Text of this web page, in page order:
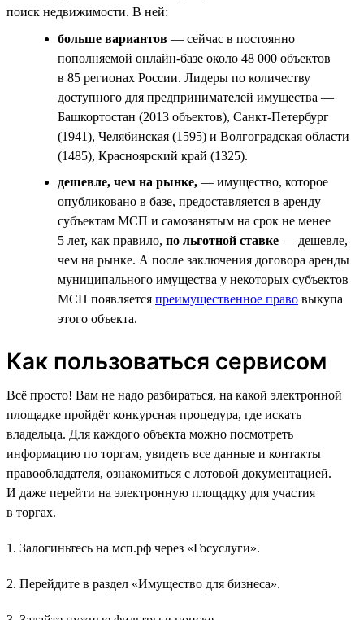
поиск недвижимости. В ней:
больше вариантов — сейчас в постоянно
пополняемой онлайн-базе около 48 000 объектов
в 85 регионах России. Лидеры по количеству
доступного для предпринимателей имущества —
Башкортостан (2013 объектов), Санкт-Петербург
(1941), Челябинская (1595) и Волгоградская области
(1485), Красноярский край (1325).
дешевле, чем на рынке, — имущество, которое
опубликовано в базе, предоставляется в аренду
субъектам МСП и самозанятым на срок не менее
5 лет, как правило, по льготной ставке — дешевле,
чем на рынке. А после заключения договора аренды
муниципального имущества у некоторых субъектов
МСП появляется преимущественное право выкупа
этого объекта.
Как пользоваться сервисом
Всё просто! Вам не надо разбираться, на какой электронной
площадке пройдёт конкурсная процедура, где искать
владельца. Для каждого объекта можно посмотреть
информацию по торгам, увидеть все данные и контакты
правообладателя, ознакомиться с лотовой документацией.
И даже перейти на электронную площадку для участия
в торгах.
1. Залогиньтесь на мсп.рф через «Госуслуги».
2. Перейдите в раздел «Имущество для бизнеса».